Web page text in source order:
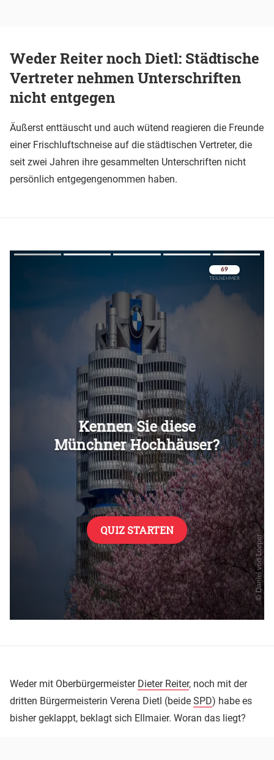
Weder Reiter noch Dietl: Städtische
Vertreter nehmen Unterschriften
nicht entgegen
Äußerst enttäuscht und auch wütend reagieren die Freunde
einer Frischluftschneise auf die städtischen Vertreter, die
seit zwei Jahren ihre gesammelten Unterschriften nicht
persönlich entgegengenommen haben.
Überspringen
Überspringen
Weder mit Oberbürgermeister Dieter Reiter, noch mit der
dritten Bürgermeisterin Verena Dietl (beide SPD) habe es
bisher geklappt, beklagt sich Ellmaier. Woran das liegt?